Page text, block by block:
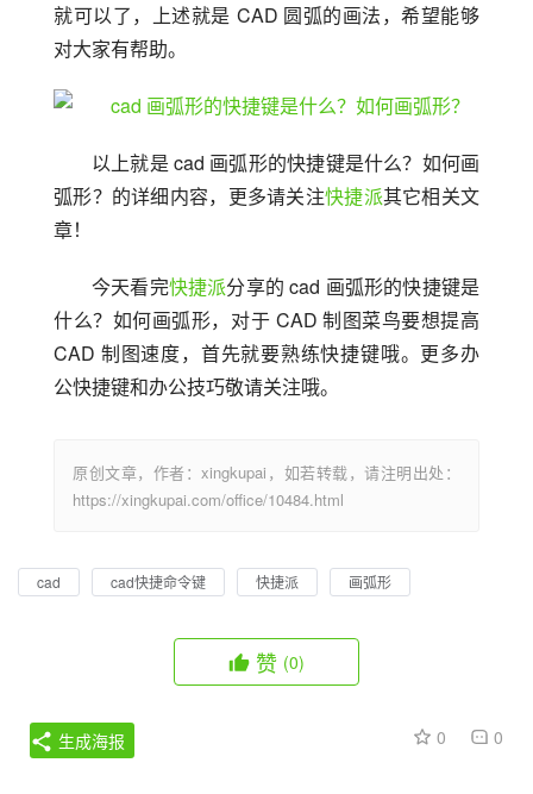
就可以了，上述就是 CAD 圆弧的画法，希望能够
对大家有帮助。
以上就是 cad 画弧形的快捷键是什么？如何画
弧形？的详细内容，更多请关注快捷派其它相关文
章！
今天看完快捷派分享的 cad 画弧形的快捷键是
什么？如何画弧形，对于 CAD 制图菜鸟要想提高
CAD 制图速度，首先就要熟练快捷键哦。更多办
公快捷键和办公技巧敬请关注哦。
原创文章，作者：xingkupai，如若转载，请注明出处：
https://xingkupai.com/office/10484.html
cad cad快捷命令键 快捷派 画弧形
赞 (0)
0 0
生成海报